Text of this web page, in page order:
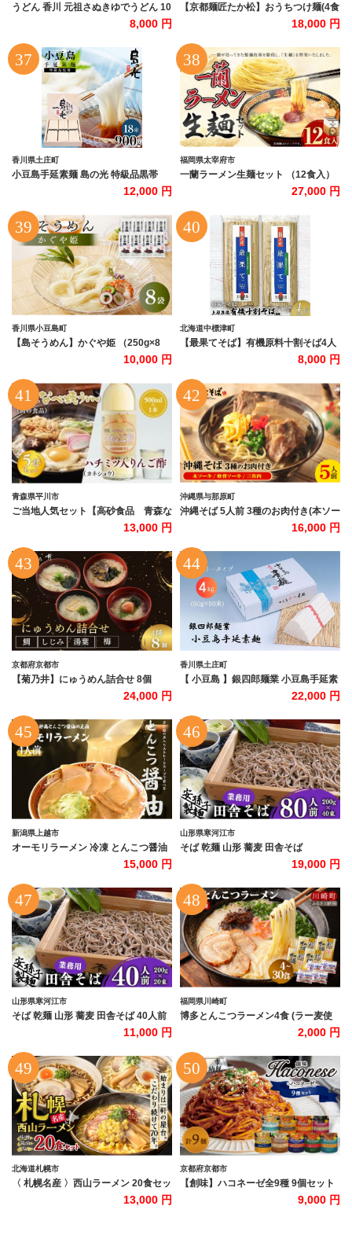
うどん 香川 元祖さぬきゆでうどん 10
人前 宮武讃岐製麺所 丸亀からお届け
ダシ付き 讃岐うどん 麺 麺類 個包装
常温 常温保存 日持ち 簡単調理 備蓄
讃岐 香川県 丸亀 丸亀市
8,000 円
【京都麺匠たか松】おうちつけ麺(4食
入)［ 京都 ラーメン 有名店 メディア
掲載多数 濃厚つけ麺 石臼全粒粉の褐
色麺 細麺 鶏 豚 ホタテ 魚介 スープ 人
気 おすすめ グルメ 簡単 便利 お取り
寄せ 通販 送料無料 ふるさと納税 ］
18,000 円
香川県土庄町
小豆島手延素麺 島の光 特級品黒帯
12,000 円
福岡県太宰府市
一蘭ラーメン生麺セット （12食入）
一蘭 ラーメン 生麺 麺 豚骨27,000 円
香川県小豆島町
【島そうめん】かぐや姫 （250g×8
10,000 円
北海道中標津町
【最果てそば】有機原料十割そば4人
前（200g×2袋）【3001603】8,000 円
青森県平川市
ご当地人気セット【高砂食品 青森な
べ焼うどん 5食×カネショウ ハチミ
ツ入りリンゴ酢500ml×1本セット】
13,000 円
沖縄県与那原町
沖縄そば 5人前 3種のお肉付き(本ソー
キ/軟骨ソーキ/三枚肉)【1592477】
16,000 円
京都府京都市
【菊乃井】にゅうめん詰合せ 8個
（鯛・しじみ・湯葉・梅 ×各2）［ 京
都 料亭 京料理 人気 おすすめ 老舗 グ
ルメ ミシュラン ギフト プレゼント 贈
答用 お取り寄せ ］
24,000 円
香川県土庄町
【 小豆島 】銀四郎麺業 小豆島手延素
麺 4kg (50g×80束) ファミリータイプ
手延べ そうめん 素麺 麺 麺類 たっぷ
り ご家庭用 国産 香川 香川県 土庄 土
庄町
22,000 円
新潟県上越市
オーモリラーメン 冷凍 とんこつ醤油
4人前 新潟ラーメン 上越ラーメン 豚
骨 ご当地 グルメ お取り寄せ 新潟県
上越市
15,000 円
山形県寒河江市
そば 乾麺 山形 蕎麦 田舎そば
200g×40束（業務用セット80人前）
19,000 円
山形県寒河江市
そば 乾麺 山形 蕎麦 田舎そば 40人前
（200g×20束） 業務用セット 011-F-
11,000 円
福岡県川崎町
博多とんこつラーメン4食 (ラー麦使
用) スープ付き 乾麺 人気 ラーメン ら
ーめん 豚骨ラーメン とんこつ 拉麺 豚
骨 博多ラーメン 美味しいラーメン 本
場 便利 晩ごはん 朝ご飯 惣菜 おかず
小分け お手軽 子ども 家族 簡単 イン
スタントラーメン 川崎 福岡
2,000 円
北海道札幌市
〈 札幌名産 〉西山ラーメン 20食セッ
ト 人気 人気 ご当地ラーメン 味噌ラー
メン 醤油ラーメン 塩ラーメン 食べ比
13,000 円
京都府京都市
【創味】ハコネーゼ全9種 9個セット
［ 京都 創味 プロ仕様 レトルト パス
タソース 全9種はレア 簡単 時短 おい
9,000 円